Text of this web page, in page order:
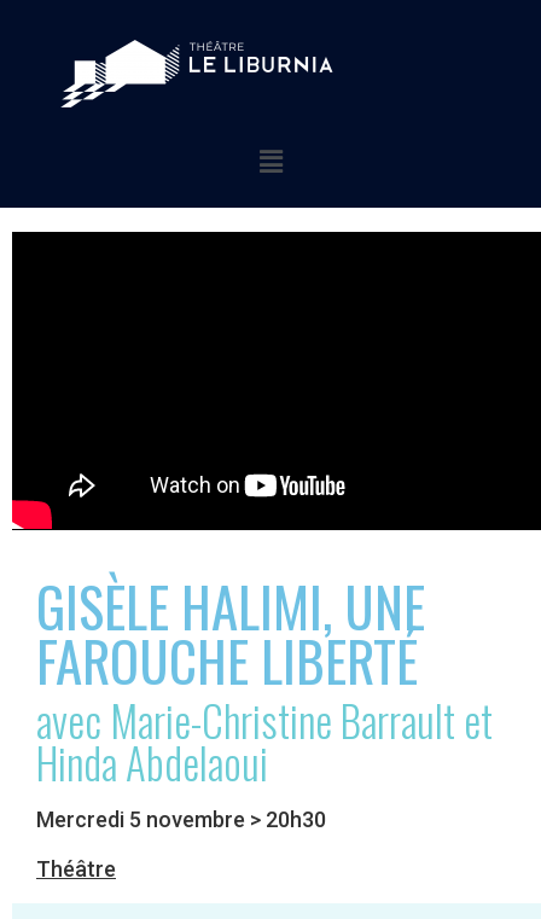
GISÈLE HALIMI, UNE
FAROUCHE LIBERTÉ
avec Marie-Christine Barrault et
Hinda Abdelaoui
Mercredi 5 novembre > 20h30
Théâtre